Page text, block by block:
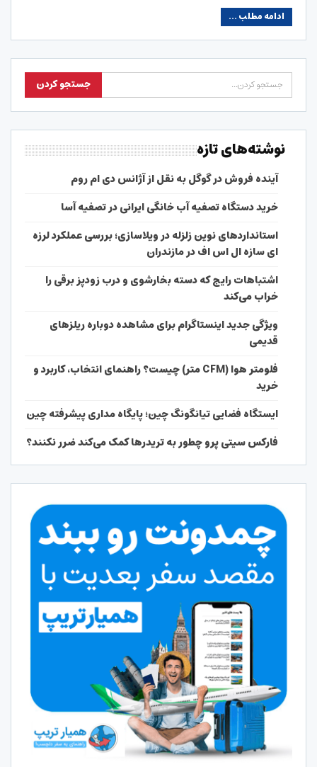
ادامه مطلب ...
نوشته‌های تازه
آینده فروش در گوگل به نقل از آژانس دی ام روم
خرید دستگاه تصفیه آب خانگی ایرانی در تصفیه آسا
استانداردهای نوین زلزله در ویلاسازی؛ بررسی عملکرد لرزه
ای سازه ال اس اف در مازندران
اشتباهات رایج که دسته بخارشوی و درب زودپز برقی را
خراب می‌کند
ویژگی جدید اینستاگرام برای مشاهده دوباره ریلزهای
قدیمی
فلومتر هوا (CFM متر) چیست؟ راهنمای انتخاب، کاربرد و
خرید
ایستگاه فضایی تیانگونگ چین؛ پایگاه مداری پیشرفته چین
فارکس سیتی پرو چطور به تریدرها کمک می‌کند ضرر نکنند؟